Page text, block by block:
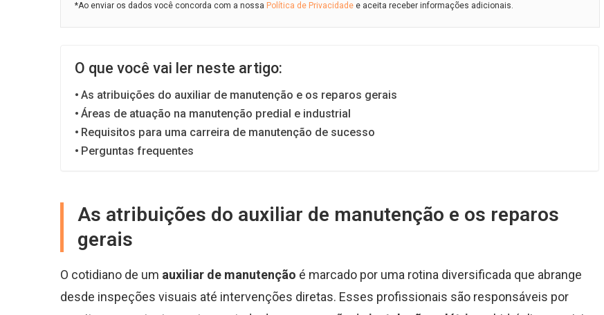
*Ao enviar os dados você concorda com a nossa Política de Privacidade e aceita receber informações adicionais.
O que você vai ler neste artigo:
As atribuições do auxiliar de manutenção e os reparos gerais
Áreas de atuação na manutenção predial e industrial
Requisitos para uma carreira de manutenção de sucesso
Perguntas frequentes
As atribuições do auxiliar de manutenção e os reparos
gerais
O cotidiano de um auxiliar de manutenção é marcado por uma rotina diversificada que abrange
desde inspeções visuais até intervenções diretas. Esses profissionais são responsáveis por